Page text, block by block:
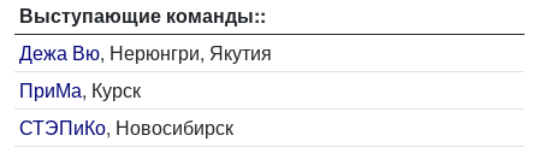
Выступающие команды::
Дежа Вю, Нерюнгри, Якутия
ПриМа, Курск
СТЭПиКо, Новосибирск